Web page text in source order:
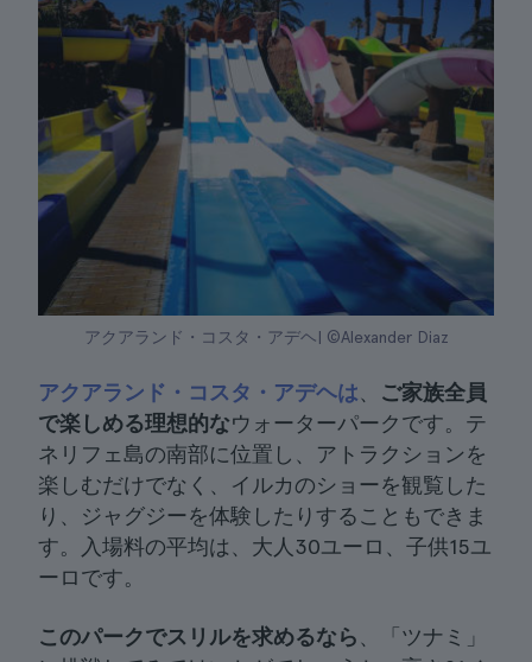
アクアランド・コスタ・アデヘ| ©Alexander Diaz
アクアランド・コスタ・アデヘは
ご家族全員
で楽しめる理想的なウォーターパークです。テ
ネリフェ島の南部に位置し、アトラクションを
楽しむだけでなく、イルカのショーを観覧した
り、ジャグジーを体験したりすることもできま
す。入場料の平均は、大人30ユーロ、子供15ユ
ーロです。
このパークでスリルを求めるなら 、「ツナミ」